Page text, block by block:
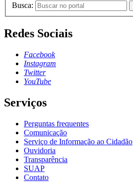
Busca:
Redes Sociais
Facebook
Instagram
Twitter
YouTube
Serviços
Perguntas frequentes
Comunicação
Serviço de Informação ao Cidadão
Ouvidoria
Transparência
SUAP
Contato